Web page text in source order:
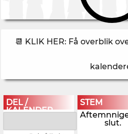
📆 KLIK HER: Få overblik
DEL /
KALENDER
STEM
slut.